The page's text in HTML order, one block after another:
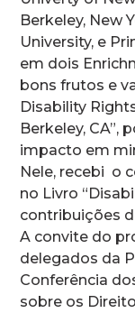
Berkeley, New
University, e
em dois
bons frutos e
Disability
Berkeley, CA”,
impacto em
Nele, recebi o
no Livro
contribuições
A convite do
delegados da
Conferência
sobre os